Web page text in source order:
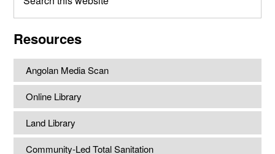
this
Resources
Angolan Media Scan
Online Library
Land Library
Community-Led Total Sanitation